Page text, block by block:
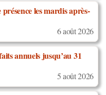
les mardis après-
6 août 2026
annuels jusqu’au 31
5 août 2026